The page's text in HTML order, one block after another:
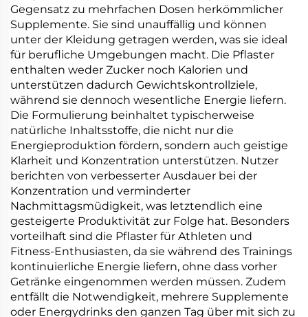
Gegensatz zu mehrfachen Dosen herkömmlicher
Supplemente. Sie sind unauffällig und können
unter der Kleidung getragen werden, was sie ideal
für berufliche Umgebungen macht. Die Pflaster
enthalten weder Zucker noch Kalorien und
unterstützen dadurch Gewichtskontrollziele,
während sie dennoch wesentliche Energie liefern.
Die Formulierung beinhaltet typischerweise
natürliche Inhaltsstoffe, die nicht nur die
Energieproduktion fördern, sondern auch geistige
Klarheit und Konzentration unterstützen. Nutzer
berichten von verbesserter Ausdauer bei der
Konzentration und verminderter
Nachmittagsmüdigkeit, was letztendlich eine
gesteigerte Produktivität zur Folge hat. Besonders
vorteilhaft sind die Pflaster für Athleten und
Fitness-Enthusiasten, da sie während des Trainings
kontinuierliche Energie liefern, ohne dass vorher
Getränke eingenommen werden müssen. Zudem
entfällt die Notwendigkeit, mehrere Supplemente
oder Energydrinks den ganzen Tag über mit sich zu